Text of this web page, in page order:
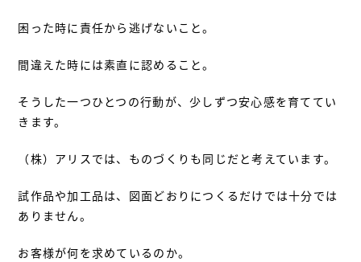
困った時に責任から逃げないこと。
間違えた時には素直に認めること。
そうした一つひとつの行動が、少しずつ安心感を育ててい
きます。
（株）アリスでは、ものづくりも同じだと考えています。
試作品や加工品は、図面どおりにつくるだけでは十分では
ありません。
お客様が何を求めているのか。